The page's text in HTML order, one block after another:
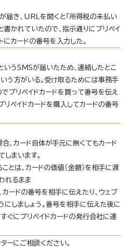
が届き、URLを開くと「所得税の未払い
書かれていたので、指示通りにプリペイ
にカードの番号を入力した。
いうSMSが届いたため、連絡したとこ
う方がいる。受け取るためには事務手
プリペイドカードを買って番号を伝え
リペイドカードを購入してカードの番号
合、カード自体が手元に無くてもカード
まいます。
とは、カードの価値（金額）を相手に渡
れるまま
カードの番号を相手に伝えたり、ウェブ
にしましょう。番号を相手に伝えた後に
ぐにプリペイドカードの発行会社に連
ーにご相談ください。